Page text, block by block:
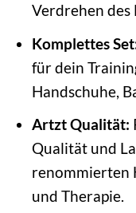
Verdrehen des
Komplettes
für dein
Handschuhe,
Artzt Qualität:
Qualität und
renommierten
und Therapie.